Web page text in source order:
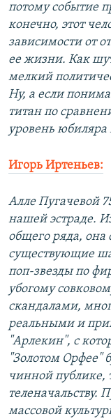
потому событие
конечно, этот
зависимости от
ее жизни. Как
мелкий
Ну, а если
титан по
уровень юбиляра
Игорь Иртеньев:
Алле Пугачевой
нашей эстраде.
общего ряда, она
существующие
поп-звезды по
убогому
скандалами,
реальными и
"Арлекин", с
"Золотом Орфее"
чинной публике,
теленачальству.
массовой